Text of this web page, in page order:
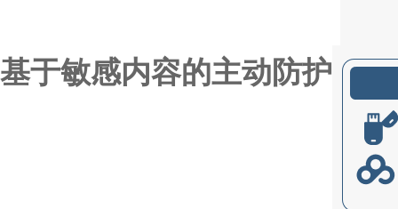
基于敏感内容的主动防护